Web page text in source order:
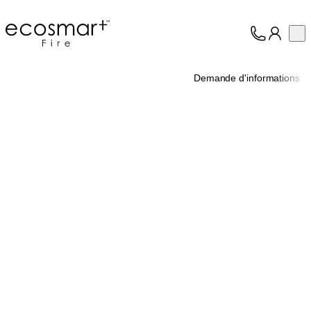
EcoSmart Fire
Demande d'informations